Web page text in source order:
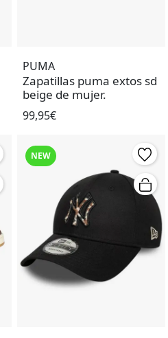
PUMA
Zapatillas puma extos sd
beige de mujer.
99,95€
NEW